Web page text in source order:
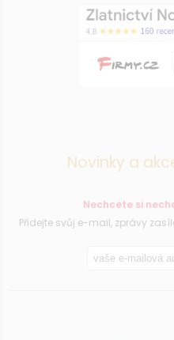
Novinky a
Nechcete si
Přidejte svůj e-mail, zprávy